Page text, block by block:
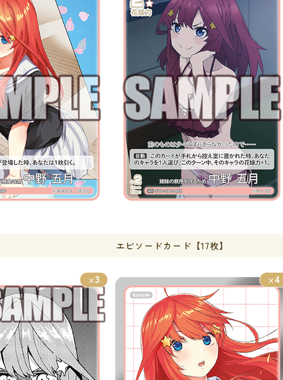
エピソードカード【17枚】
×3 ×4